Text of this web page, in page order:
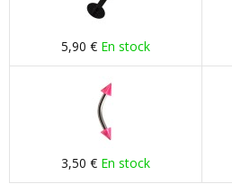
5,90 € En stock
3,50 € En stock